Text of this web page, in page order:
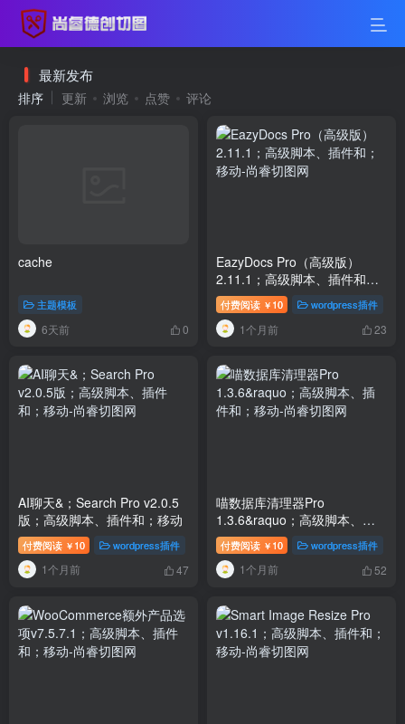
最新发布
排序 更新 浏览 点赞 评论
cache
主题模板
6天前 0
EazyDocs Pro（高级版）
2.11.1；高级脚本、插件和；
移动
付费阅读 ￥ 10 wordpress插件
1个月前 23
AI聊天&；Search Pro v2.0.5
版；高级脚本、插件和；移动
付费阅读 ￥ 10 wordpress插件
1个月前 47
喵数据库清理器Pro
1.3.6&raquo；高级脚本、插
件和；移动
付费阅读 ￥ 10 wordpress插件
1个月前 52